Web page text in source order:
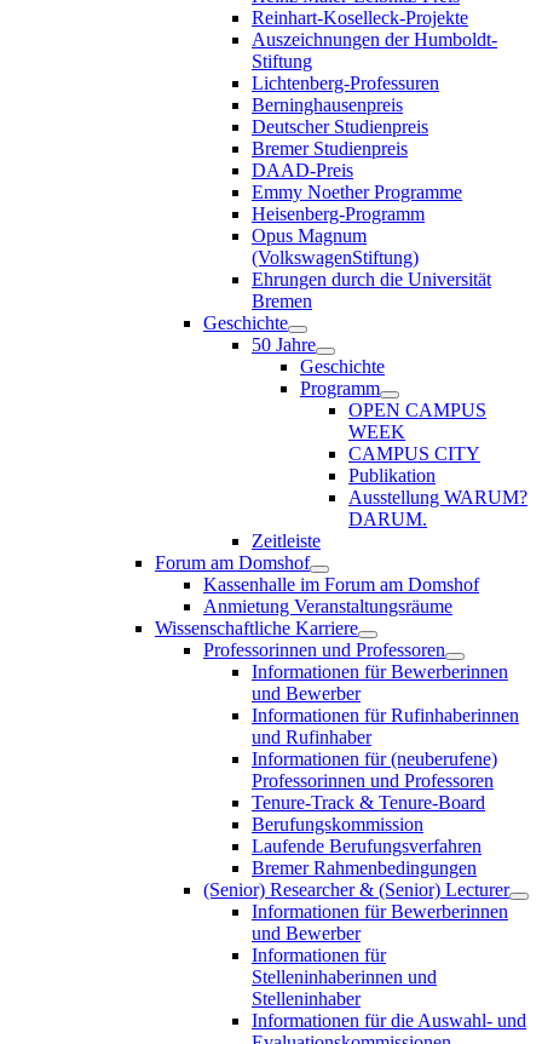
Reinhart-Koselleck-Projekte
Auszeichnungen der Humboldt-
Stiftung
Lichtenberg-Professuren
Berninghausenpreis
Deutscher Studienpreis
Bremer Studienpreis
DAAD-Preis
Emmy Noether Programme
Heisenberg-Programm
Opus Magnum
(VolkswagenStiftung)
Ehrungen durch die Universität
Bremen
Geschichte
50 Jahre
Geschichte
Programm
OPEN CAMPUS
WEEK
CAMPUS CITY
Publikation
Ausstellung WARUM?
DARUM.
Zeitleiste
Forum am Domshof
Kassenhalle im Forum am Domshof
Anmietung Veranstaltungsräume
Wissenschaftliche Karriere
Professorinnen und Professoren
Informationen für Bewerberinnen
und Bewerber
Informationen für Rufinhaberinnen
und Rufinhaber
Informationen für (neuberufene)
Professorinnen und Professoren
Tenure-Track & Tenure-Board
Berufungskommission
Laufende Berufungsverfahren
Bremer Rahmenbedingungen
(Senior) Researcher & (Senior) Lecturer
Informationen für Bewerberinnen
und Bewerber
Informationen für
Stelleninhaberinnen und
Stelleninhaber
Informationen für die Auswahl- und